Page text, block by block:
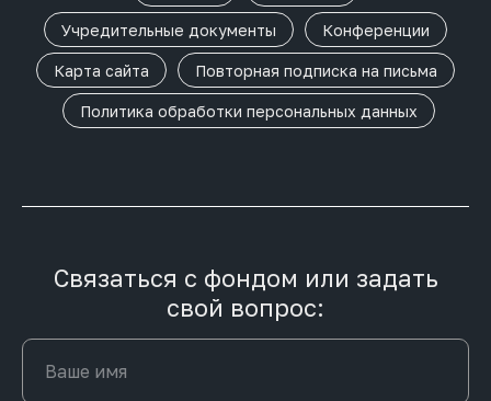
Учредительные документы Конференции
Карта сайта Повторная подписка на письма
Политика обработки персональных данных
Связаться с фондом или задать
свой вопрос: